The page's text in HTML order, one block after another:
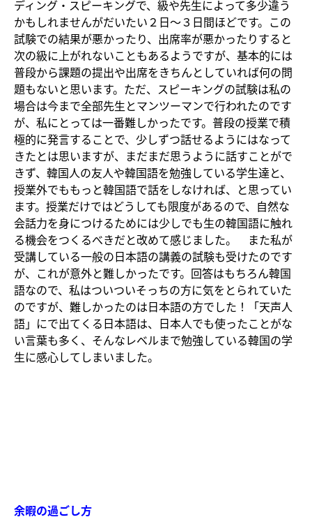
ディング・スピーキングで、級や先生によって多少違う
かもしれませんがだいたい２日～３日間ほどです。この
試験での結果が悪かったり、出席率が悪かったりすると
次の級に上がれないこともあるようですが、基本的には
普段から課題の提出や出席をきちんとしていれば何の問
題もないと思います。ただ、スピーキングの試験は私の
場合は今まで全部先生とマンツーマンで行われたのです
が、私にとっては一番難しかったです。普段の授業で積
極的に発言することで、少しずつ話せるようにはなって
きたとは思いますが、まだまだ思うように話すことがで
きず、韓国人の友人や韓国語を勉強している学生達と、
授業外でももっと韓国語で話をしなければ、と思ってい
ます。授業だけではどうしても限度があるので、自然な
会話力を身につけるためには少しでも生の韓国語に触れ
る機会をつくるべきだと改めて感じました。 また私が
受講している一般の日本語の講義の試験も受けたのです
が、これが意外と難しかったです。回答はもちろん韓国
語なので、私はついついそっちの方に気をとられていた
のですが、難しかったのは日本語の方でした！「天声人
語」にで出てくる日本語は、日本人でも使ったことがな
い言葉も多く、そんなレベルまで勉強している韓国の学
生に感心してしまいました。
余暇の過ごし方